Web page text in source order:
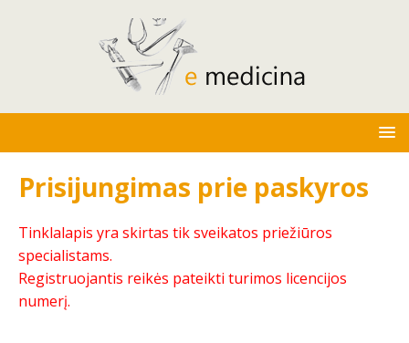
Prisijungimas prie paskyros
Tinklalapis yra skirtas tik sveikatos priežiūros
specialistams.
Registruojantis reikės pateikti turimos licencijos
numerį.